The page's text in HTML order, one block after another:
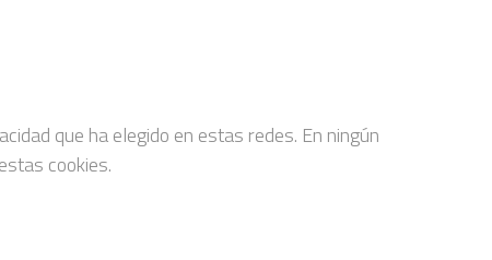
que ha elegido en estas redes. En ningún
cookies.